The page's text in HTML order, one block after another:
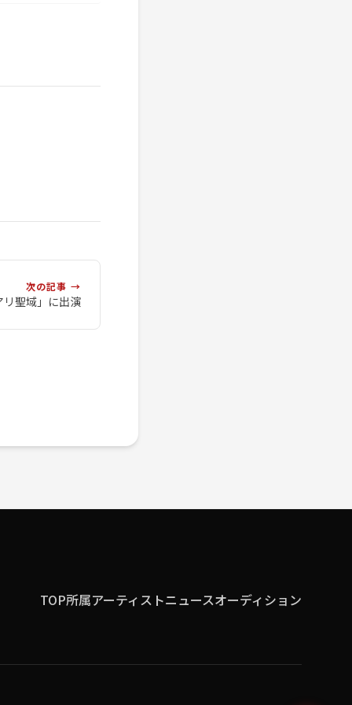
次の記事 →
聖域」に出演
TOP所属アーティストニュースオーディション